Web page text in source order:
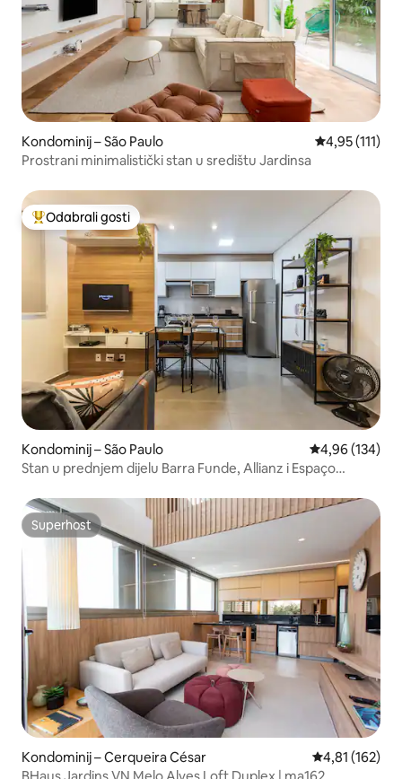
Kondominij – São Paulo Prosječna
4,95 (111)
Prostrani minimalistički stan u središtu Jardinsa
Među najviše rangiranima s oznakom „Odabrali gosti”
Odabrali gosti
Kondominij – São Paulo Prosječna
4,96 (134)
Stan u prednjem dijelu Barra Funde, Allianz i Espaço
Superhost
Superhost
Kondominij – Cerqueira César Prosječna
4,81 (162)